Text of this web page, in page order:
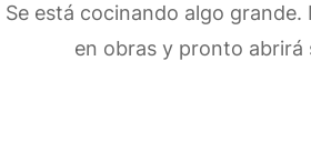
Se está cocinando algo grande.
en obras y pronto abrirá